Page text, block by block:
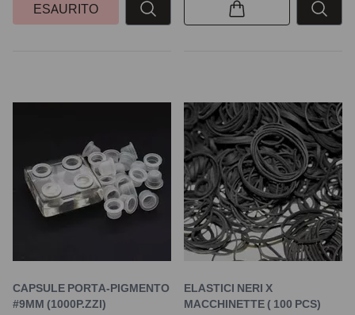
ESAURITO
CAPSULE PORTA-PIGMENTO
#9MM (1000P.ZZI)
ELASTICI NERI X
MACCHINETTE ( 100 PCS)